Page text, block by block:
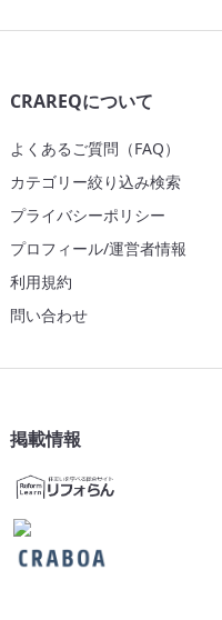
CRAREQについて
よくあるご質問（FAQ）
カテゴリー絞り込み検索
プライバシーポリシー
プロフィール/運営者情報
利用規約
問い合わせ
掲載情報